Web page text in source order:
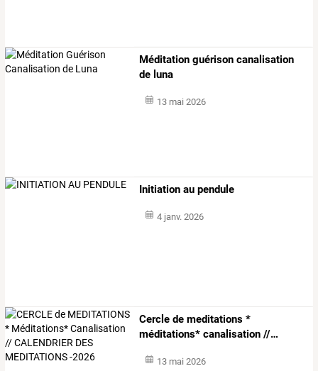
Méditation guérison canalisation
de luna
13 mai 2026
Initiation au pendule
4 janv. 2026
Cercle de meditations *
méditations* canalisation //…
13 mai 2026